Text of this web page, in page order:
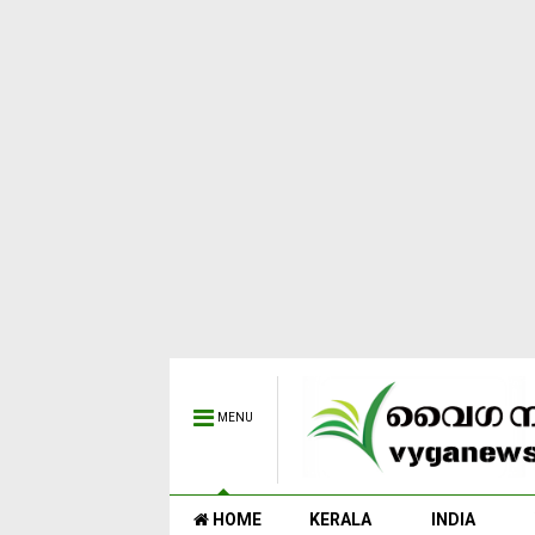
MENU
HOME KERALA INDIA